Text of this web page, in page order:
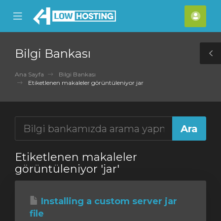
Mobile
Menu
Bilgi Bankası
Ana Sayfa
Bilgi Bankası
Etiketlenen makaleler görüntüleniyor jar
Etiketlenen makaleler
görüntüleniyor 'jar'
Installing a custom server jar
file